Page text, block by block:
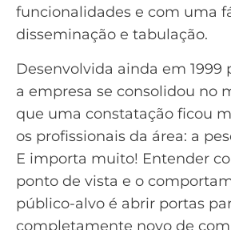
funcionalidades e com uma
disseminação e tabulação.
Desenvolvida ainda em 1999
a empresa se consolidou no
que uma constatação ficou
os profissionais da área: a
E importa muito! Entender
ponto de vista e o
público-alvo é abrir portas
completamente novo de